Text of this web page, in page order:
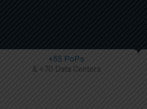
+55 PoPs
& +70 Data Centers